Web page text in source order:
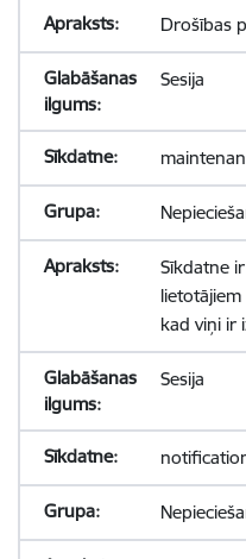
Drošības
Sesija
Sīkdatne
kad viņi ir
Sesija